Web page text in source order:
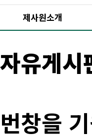
제사원소개
자유게시
번창을